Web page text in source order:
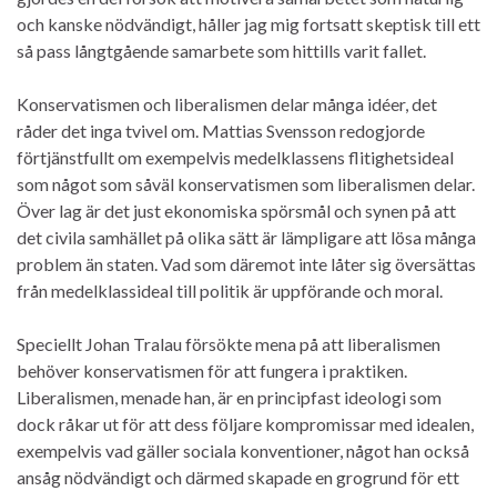
och kanske nödvändigt, håller jag mig fortsatt skeptisk till ett
så pass långtgående samarbete som hittills varit fallet.
Konservatismen och liberalismen delar många idéer, det
råder det inga tvivel om. Mattias Svensson redogjorde
förtjänstfullt om exempelvis medelklassens flitighetsideal
som något som såväl konservatismen som liberalismen delar.
Över lag är det just ekonomiska spörsmål och synen på att
det civila samhället på olika sätt är lämpligare att lösa många
problem än staten. Vad som däremot inte låter sig översättas
från medelklassideal till politik är uppförande och moral.
Speciellt Johan Tralau försökte mena på att liberalismen
behöver konservatismen för att fungera i praktiken.
Liberalismen, menade han, är en principfast ideologi som
dock råkar ut för att dess följare kompromissar med idealen,
exempelvis vad gäller sociala konventioner, något han också
ansåg nödvändigt och därmed skapade en grogrund för ett